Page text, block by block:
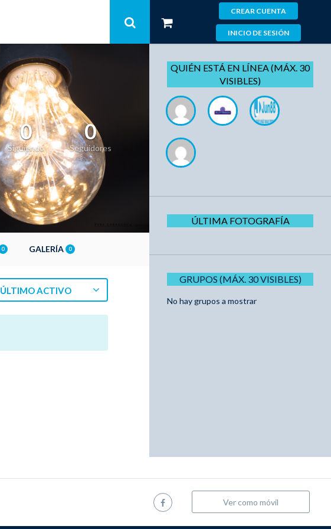
CREAR CUENTA
INICIO DE SESIÓN
0
Siguiendo
0
Seguidores
0 GALERÍA 0
ÚLTIMO ACTIVO
QUIÉN ESTÁ EN LÍNEA (MÁX. 30
VISIBLES)
ÚLTIMA FOTOGRAFÍA
GRUPOS (MÁX. 30 VISIBLES)
No hay grupos a mostrar